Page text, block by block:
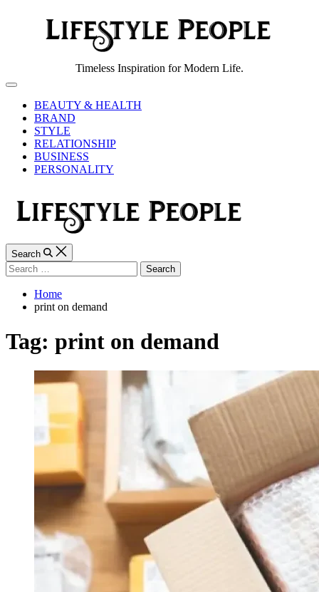
People
Timeless Inspiration for Modern Life.
Off
CanvasBEAUTY & HEALTH
BRAND
STYLE
RELATIONSHIP
BUSINESS
PERSONALITY
Search
Search
for:
Home
print on demand
Tag: print on demand